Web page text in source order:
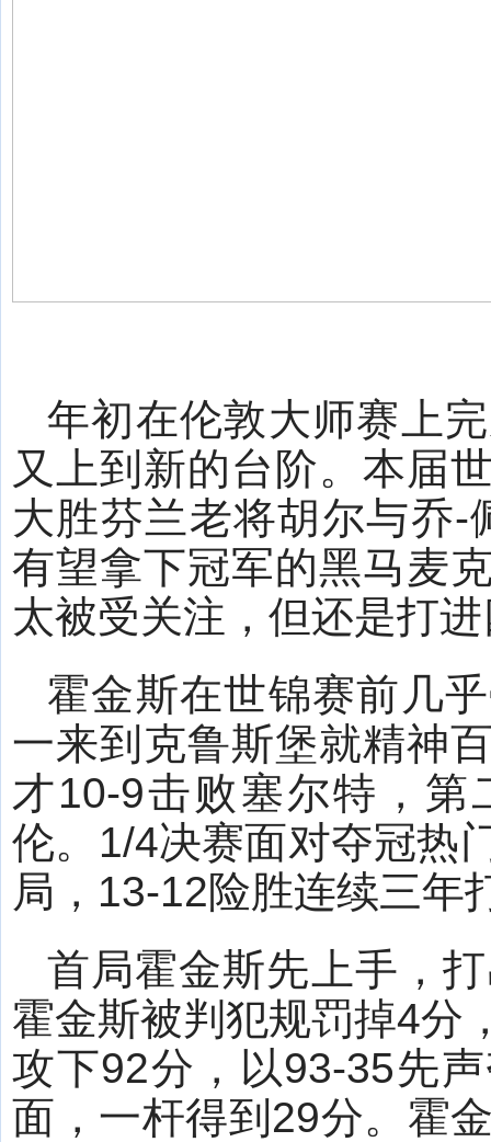
年初在伦敦大师赛上
又上到新的台阶。本届
大胜芬兰老将胡尔与乔-
有望拿下冠军的黑马麦
太被受关注，但还是打
霍金斯在世锦赛前几
一来到克鲁斯堡就精神
才10-9击败塞尔特，
伦。1/4决赛面对夺冠热
局，13-12险胜连续三年
首局霍金斯先上手，
霍金斯被判犯规罚掉4分
攻下92分，以93-35先
面，一杆得到29分。霍